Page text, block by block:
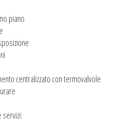
piano
centralizzato con termovalvole
servizi: